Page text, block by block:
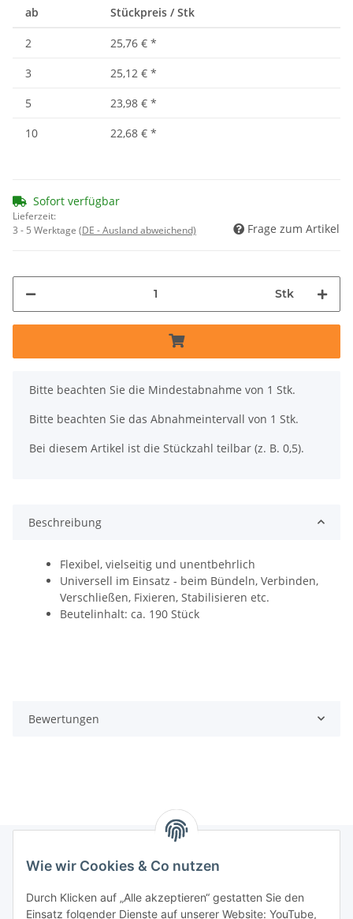
ab Stückpreis / Stk
2 25,76 € *
3
25,12 € *
5
23,98 € *
10
22,68 € *
Sofort verfügbar
Lieferzeit:
3 - 5 Werktage (DE - Ausland abweichend) Frage zum Artikel
Stk
x
Bitte beachten Sie die Mindestabnahme von 1 Stk.
Bitte beachten Sie das Abnahmeintervall von 1 Stk.
Bei diesem Artikel ist die Stückzahl teilbar (z. B. 0,5).
Beschreibung
Flexibel, vielseitig und unentbehrlich
Universell im Einsatz - beim Bündeln, Verbinden,
Verschließen, Fixieren, Stabilisieren etc.
Beutelinhalt: ca. 190 Stück
Bewertungen
Wie wir Cookies & Co nutzen
Durch Klicken auf „Alle akzeptieren“ gestatten Sie den
Einsatz folgender Dienste auf unserer Website: YouTube,